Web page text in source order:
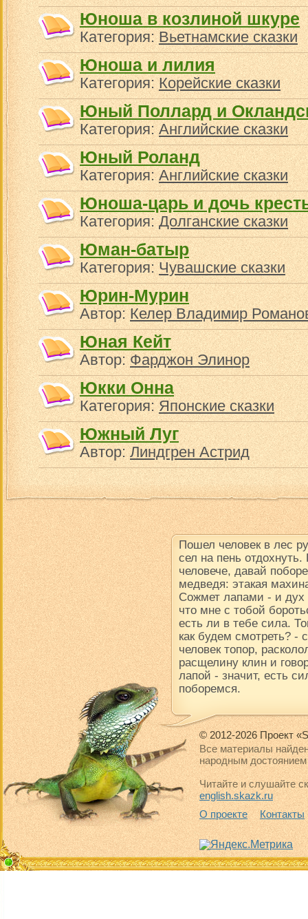
Юноша в козлиной шкуре
Категория:Вьетнамские сказки
Юноша и лилия
Категория:Корейские сказки
Юный Поллард и
Категория:Английские сказки
Юный Роланд
Категория:Английские сказки
Юноша-царь и дочь
Категория:Долганские сказки
Юман-батыр
Категория:Чувашские сказки
Юрин-Мурин
Автор:Келер Владимир
Юная Кейт
Автор:Фарджон Элинор
Юкки Онна
Категория:Японские сказки
Южный Луг
Автор:Линдгрен Астрид
Пошел человек в лес
сел на пень
человече, давай
медведя: этакая
Сожмет лапами - и дух
что мне с тобой
есть ли в тебе сила.
как будем смотреть? -
человек топор,
расщелину клин и
лапой - значит, есть
поборемся.
© 2012-2026 Проект
Все материалы
народным достоянием
Читайте и слушайте
english.skazk.ru
О проекте
Контакты